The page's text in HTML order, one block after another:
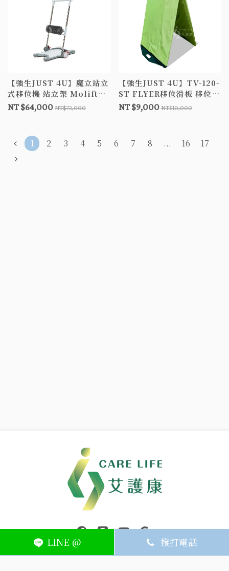
【強生JUST 4U】魔立站立
式移位機 站立架 Molift
Raiser Pro
NT $64,000 NT$72,000
【強生JUST 4U】TV-120-
ST FLYER移位滑板 移位滑
墊B款補助
NT $9,000NT$10,000
1 2 3 4 5 6 7 8 ... 16 17
LINE @ 撥打電話
中壢醫療器材｜醫療器材補助｜出院醫療器材｜平鎮醫療器材｜艾
連結到facebook(另開視窗)
連結到Line(另開視窗)
連結到Youtube(另開視窗)
ABOUT